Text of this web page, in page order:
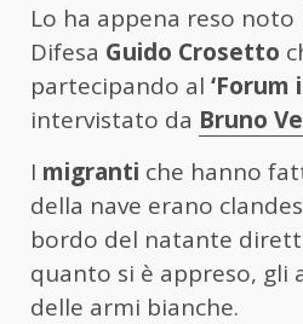
Lo ha appena reso
Difesa Guido Crosetto
partecipando al ‘Forum
intervistato da Bruno
I migranti che hanno
della nave erano
bordo del natante
quanto si è appreso, gli
delle armi bianche.